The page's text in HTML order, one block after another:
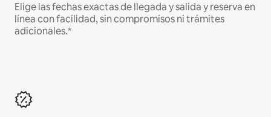
Elige las fechas exactas de llegada y salida y reserva en
línea con facilidad, sin compromisos ni trámites
adicionales.*